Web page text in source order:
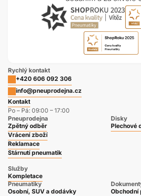
Rychlý kontakt
+420 606 092 306
info@pneuprodejna.cz
Kontakt
Po – Pá: 09:00 – 17:00
Pneuprodejna
Zpětný odběr
Vrácení zboží
Reklamace
Stárnutí pneumatik
Služby
Kompletace
Disky
Plechové
Pneumatiky
Osobní, SUV a dodávky
Obchodní